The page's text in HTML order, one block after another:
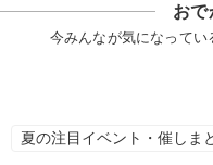
おで
今みんなが気になってい
夏の注目イベント・催しま